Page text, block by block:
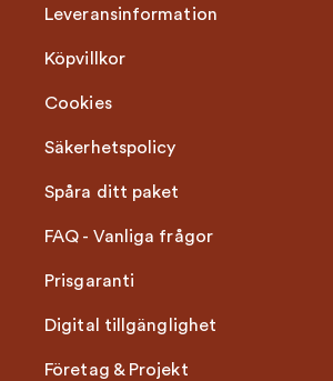
Leveransinformation
Köpvillkor
Cookies
Säkerhetspolicy
Spåra ditt paket
FAQ - Vanliga frågor
Prisgaranti
Digital tillgänglighet
Företag & Projekt